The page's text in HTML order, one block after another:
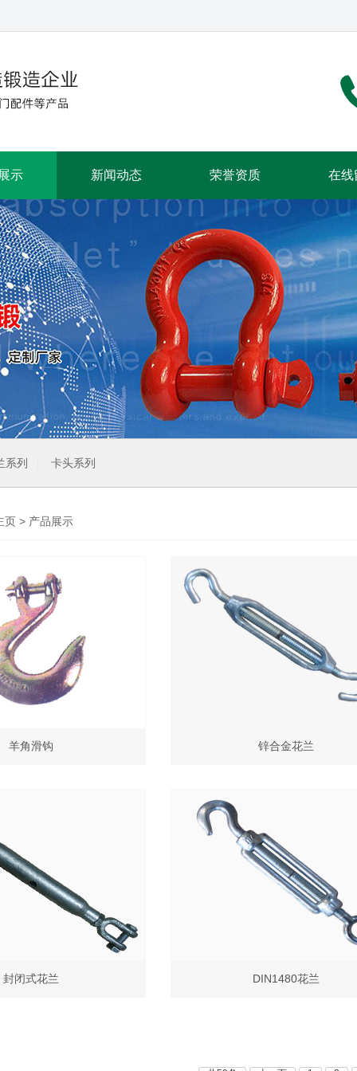
示 新闻动态 荣誉资质 在线
系列 卡头系列
页 > 产品展示
羊角滑钩 锌合金花兰
封闭式花兰 DIN1480花兰